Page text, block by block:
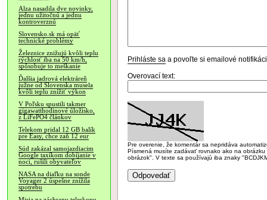
Alza nasadila dve novinky,
jednu užitočnú a jednu
kontroverznú
Slovensko.sk má opäť
technické problémy
Železnice znižujú kvôli teplu
rýchlosť iba na 50 km/h,
spôsobuje to meškanie
Ďalšia jadrová elektráreň
južne od Slovenska musela
kvôli teplu znížiť výkon
V Poľsku spustili takmer
gigawatthodinové úložisko,
z LiFePO4 článkov
Telekom pridal 12 GB balík
pre Easy, chce zaň 12 eur
Súd zakázal samojazdiacim
Google taxíkom dobíjanie v
noci, rušili obyvateľov
NASA na diaľku na sonde
Voyager 2 úspešne znížila
spotrebu
Prihláste sa a povoľte si emailové
Overovací text:
Pre overenie, že komentár sa nepridáva
Písmená musíte zadávať rovnako ako na
obrázok". V texte sa používajú iba znaky